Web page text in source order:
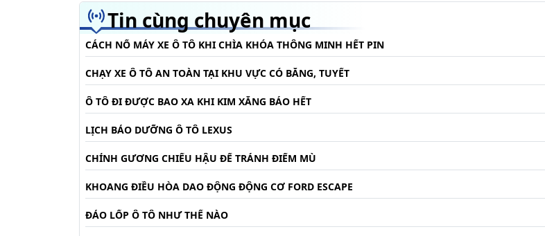
Tin cùng chuyên mục
CÁCH NỔ MÁY XE Ô TÔ KHI CHÌA KHÓA THÔNG MINH HẾT PIN
CHẠY XE Ô TÔ AN TOÀN TẠI KHU VỰC CÓ BĂNG, TUYẾT
Ô TÔ ĐI ĐƯỢC BAO XA KHI KIM XĂNG BÁO HẾT
LỊCH BẢO DƯỠNG Ô TÔ LEXUS
CHỈNH GƯƠNG CHIẾU HẬU ĐỂ TRÁNH ĐIỂM MÙ
KHOANG ĐIỀU HÒA DAO ĐỘNG ĐỘNG CƠ FORD ESCAPE
ĐẢO LỐP Ô TÔ NHƯ THẾ NÀO